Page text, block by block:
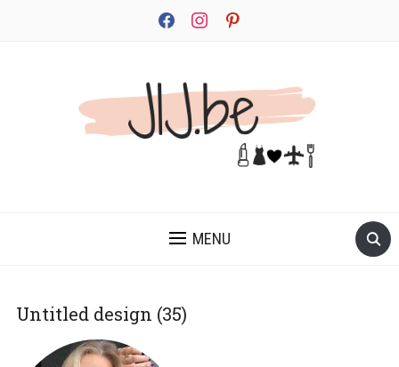
facebookinstagrampinterest
MENU
Untitled design (35)